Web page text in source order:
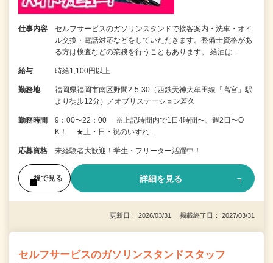
仕事内容
セルフサービスのガソリンスタンドで接客案内・洗車・オイ
ル交換・電話対応などをしていただきます。整備士資格があ
る方は検査などの業務を行うこともあります。 給油は…
給与 時給1,100円以上
勤務地
福岡県福岡市南区野間2-5-30（西鉄天神大牟田線「高宮」駅
より徒歩12分）／オブリステーション若久
勤務時間
9：00〜22：00 ※上記時間内で1日4時間〜、週2日〜O
K！ ★土・日・祝のいずれ…
応募資格 未経験者大歓迎！学生・フリーター活躍中！
後で見る 詳細を見る
更新日： 2026/03/31 掲載終了日： 2027/03/31
セルフサービスのガソリンスタンドスタッフ